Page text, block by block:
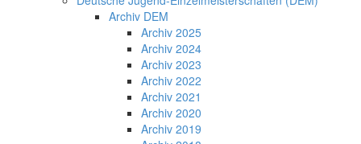
Archiv DEM
Archiv 2025
Archiv 2024
Archiv 2023
Archiv 2022
Archiv 2021
Archiv 2020
Archiv 2019